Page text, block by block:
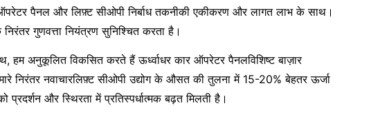
ऑपरेटर पैनल औरलिफ़्टसीओपी निर्बाध तकनीकी एकीकरण और लागत लाभ के साथ।
गुणवत्ता नियंत्रण सुनिश्चित करता है।
हम अनुकूलित विकसित करते हैंऊर्ध्वाधर कार ऑपरेटर पैनलविशिष्ट बाज़ार
निरंतर नवाचारलिफ़्टसीओपी उद्योग के औसत की तुलना में 15-20% बेहतर ऊर्जा
और स्थिरता में प्रतिस्पर्धात्मक बढ़त मिलती है।